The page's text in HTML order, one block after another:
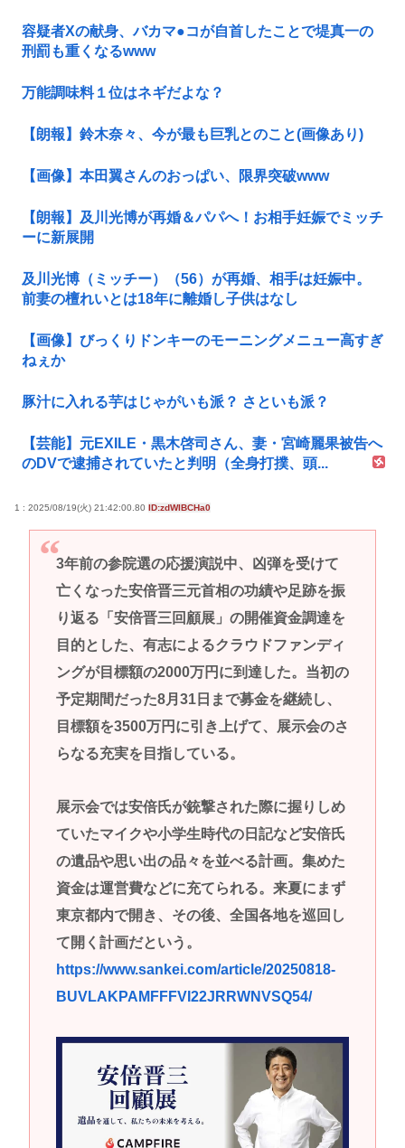
容疑者Xの献身、バカマ●コが自首したことで堤真一の
刑罰も重くなるwww
万能調味料１位はネギだよな？
【朗報】鈴木奈々、今が最も巨乳とのこと(画像あり)
【画像】本田翼さんのおっぱい、限界突破www
【朗報】及川光博が再婚＆パパへ！お相手妊娠でミッチ
ーに新展開
及川光博（ミッチー）（56）が再婚、相手は妊娠中。
前妻の檀れいとは18年に離婚し子供はなし
【画像】びっくりドンキーのモーニングメニュー高すぎ
ねぇか
豚汁に入れる芋はじゃがいも派？ さといも派？
【芸能】元EXILE・黒木啓司さん、妻・宮崎麗果被告へ
のDVで逮捕されていたと判明（全身打撲、頭...
1 : 2025/08/19(火) 21:42:00.80 ID:zdWIBCHa0
3年前の参院選の応援演説中、凶弾を受けて
亡くなった安倍晋三元首相の功績や足跡を振
り返る「安倍晋三回顧展」の開催資金調達を
目的とした、有志によるクラウドファンディ
ングが目標額の2000万円に到達した。当初の
予定期間だった8月31日まで募金を継続し、
目標額を3500万円に引き上げて、展示会のさ
らなる充実を目指している。
展示会では安倍氏が銃撃された際に握りしめ
ていたマイクや小学生時代の日記など安倍氏
の遺品や思い出の品々を並べる計画。集めた
資金は運営費などに充てられる。来夏にまず
東京都内で開き、その後、全国各地を巡回し
て開く計画だという。
https://www.sankei.com/article/20250818-
BUVLAKPAMFFFVI22JRRWNVSQ54/